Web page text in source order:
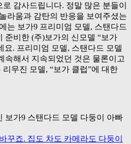
감사드립니다. 정말 많은 분들이
라움과 감탄의 반응을 보여주셨는
는 보가9 프리미엄 모델, 스탠다드
준비한 (주)보가의 신모델 “보가
요. 프리미엄 모델, 스탠다드 모델
속해서 지속되었던 것은 물론이고
무진 모델, “보가 클럽”에 대한
꾸죠. 집도 차도 카메라도 다둥이